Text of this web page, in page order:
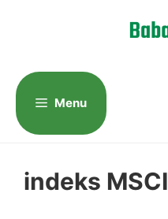
Menu
indeks MSCI